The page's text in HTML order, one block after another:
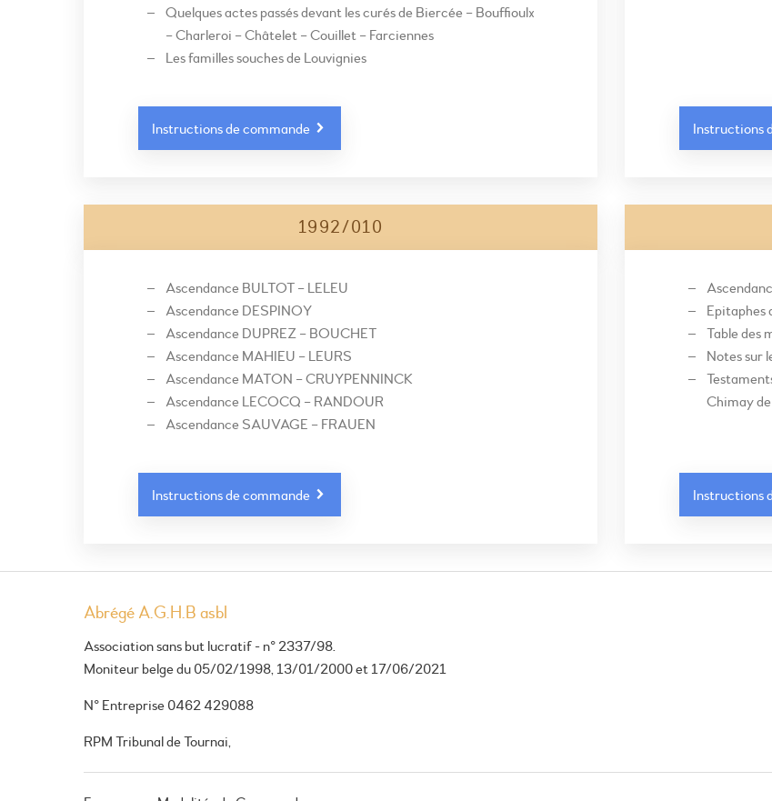
Quelques actes passés devant les curés de Biercée – Bouffioulx
– Charleroi – Châtelet – Couillet – Farciennes
Les familles souches de Louvignies
Instructions de commande Instructions
1992/010
Ascendance BULTOT – LELEU
Ascendance DESPINOY
Ascendance DUPREZ – BOUCHET
Ascendance MAHIEU – LEURS
Ascendance MATON – CRUYPENNINCK
Ascendance LECOCQ – RANDOUR
Ascendance SAUVAGE – FRAUEN
Instructions de commande
Epitaphes
Table des
Notes sur
Chimay
Instructions
Abrégé A.G.H.B asbl
Association sans but lucratif - n° 2337/98.
Moniteur belge du 05/02/1998, 13/01/2000 et 17/06/2021
N° Entreprise 0462 429088
RPM Tribunal de Tournai,